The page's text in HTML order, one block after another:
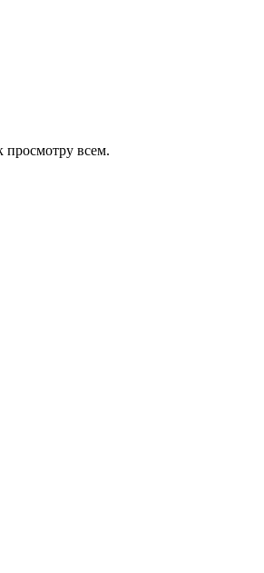
просмотру всем.